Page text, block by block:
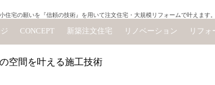
住宅の願いを『信頼の技術』を用いて注文住宅・大規模リフォームで叶えます。
CONCEPT 新築注文住宅 リノベーション リフォ
空間を叶える施工技術